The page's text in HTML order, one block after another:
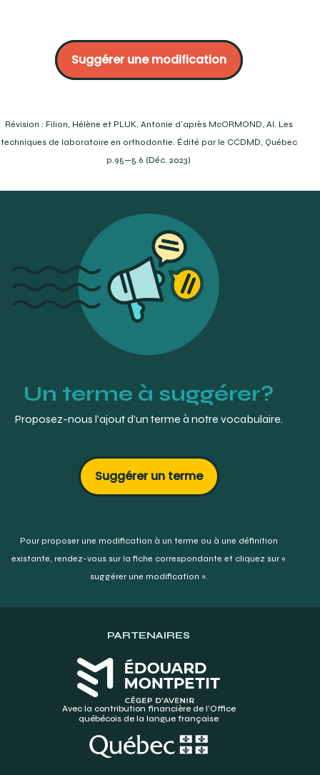
McORMOND, Al. Orthodontic laboratory techniques. WD
published, Ontario p.6-21
https://www.dentaurum.de/eng/orthodontics-
Mosby’s Dental Dictionary. 3e éd. (2014). « jackscrew ».
Elsevier-Mosby.
Suggérer une modification
Révision : Filion, Hélène et PLUK, Antonie d'après McORMOND, Al. Les
techniques de laboratoire en orthodontie. Édité par le CCDMD, Québec
p.95—5.6 (Déc. 2023)
Un terme à suggérer?
Proposez-nous l’ajout d’un terme à notre vocabulaire.
Suggérer un terme
Pour proposer une modification à un terme ou à une définition
existante, rendez-vous sur la fiche correspondante et cliquez sur «
suggérer une modification ».
PARTENAIRES
Avec la contribution financière de l’Office
québécois de la langue française